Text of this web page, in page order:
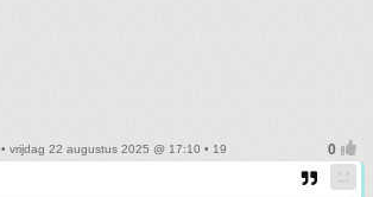
• vrijdag 22 augustus 2025 @ 17:10 • 19